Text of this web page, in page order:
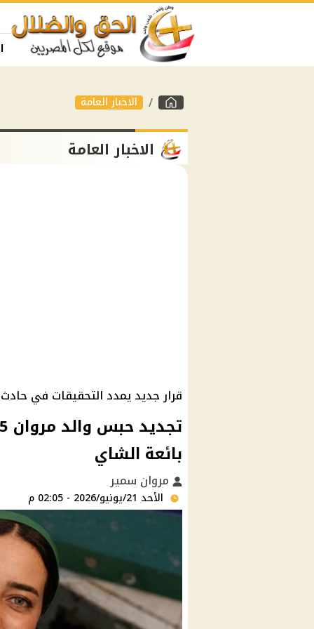
الاخبار العامة
الاخبار العامة
قرار جديد يمدد التحقيقات في
بائعة الشاي
مروان سمير
الأحد 21/يونيو/2026 - 02:05 م